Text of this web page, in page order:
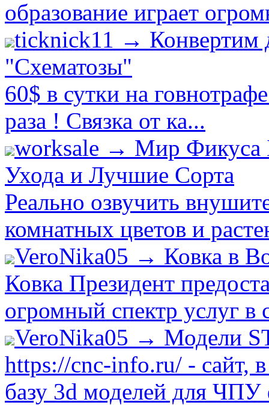
образование играет
ticknick11 → Конвертим
"Схематозы"
60$ в сутки на
раза ! Связка от ка...
worksale → Мир Фикуса
Ухода и Лучшие Сорта
Реально озвучить
комнатных цветов и
VeroNika05 → Ковка в
Ковка Президент
огромный спектр услуг в
VeroNika05 → Модели
https://cnc-info.ru/ - сайт,
базу 3d моделей для ЧПУ